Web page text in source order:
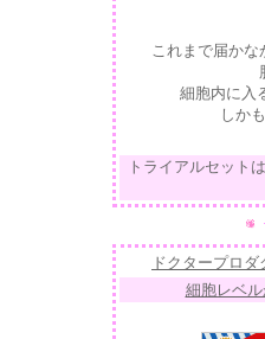
これまで届かな
細胞内に入
しか
トライアルセット
ドクタープロダ
細胞レベ